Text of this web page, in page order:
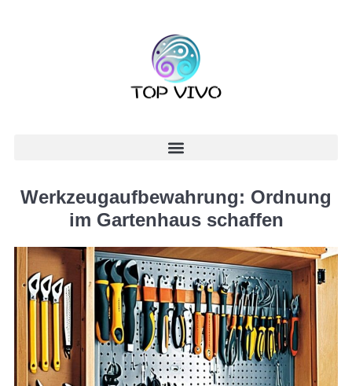
Werkzeugaufbewahrung: Ordnung
im Gartenhaus schaffen